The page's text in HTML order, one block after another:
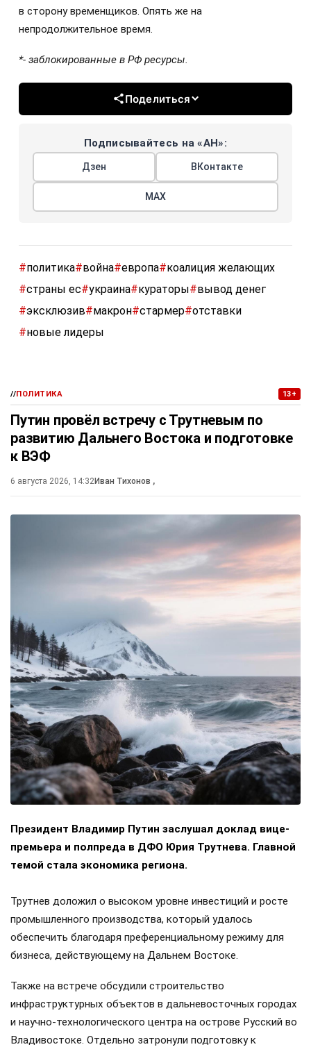
в сторону временщиков. Опять же на
непродолжительное время.
*- заблокированные в РФ ресурсы.
Поделиться
Подписывайтесь на «АН»:
Дзен ВКонтакте
МАХ
#политика#война#европа#коалиция желающих
#страны ес#украина#кураторы#вывод денег
#эксклюзив#макрон#стармер#отставки
#новые лидеры
//ПОЛИТИКА 13+
Путин провёл встречу с Трутневым по
развитию Дальнего Востока и подготовке
к ВЭФ
6 августа 2026, 14:32Иван Тихонов ,
Президент Владимир Путин заслушал доклад вице-
премьера и полпреда в ДФО Юрия Трутнева. Главной
темой стала экономика региона.
Трутнев доложил о высоком уровне инвестиций и росте
промышленного производства, который удалось
обеспечить благодаря преференциальному режиму для
бизнеса, действующему на Дальнем Востоке.
Также на встрече обсудили строительство
инфраструктурных объектов в дальневосточных городах
и научно-технологического центра на острове Русский во
Владивостоке. Отдельно затронули подготовку к